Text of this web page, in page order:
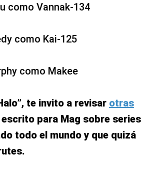
como Vannak-134
como Kai-125
como Makee
te invito a revisar otras
escrito para Mag sobre series
todo el mundo y que quizá